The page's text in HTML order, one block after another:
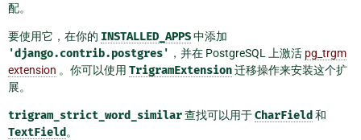
配。
要使用它，在你的 INSTALLED_APPS中添加
'django.contrib.postgres' ，并在 PostgreSQL 上激活 pg_trgm
extension 。你可以使用 TrigramExtension迁移操作来安装这个扩
展。
trigram_strict_word_similar查找可以用于CharField 和
TextField 。